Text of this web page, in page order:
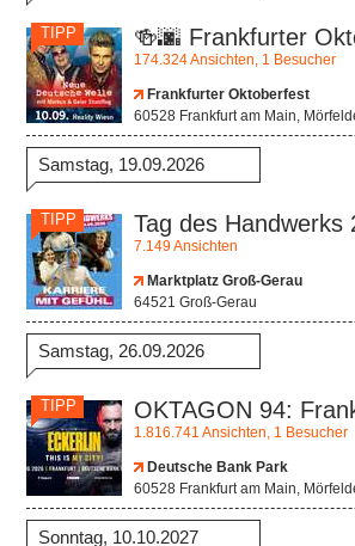
TIPP 🍻🌆 Frankfurter
174.324 Ansichten, 1 Besucher
Frankfurter Oktoberfest
60528 Frankfurt am Main,
Samstag, 19.09.2026
TIPP Tag des Handwerks
7.149 Ansichten
Marktplatz Groß-Gerau
64521 Groß-Gerau
Samstag, 26.09.2026
TIPP OKTAGON 94:
1.816.741 Ansichten, 1 Besucher
Deutsche Bank Park
60528 Frankfurt am Main,
Sonntag, 10.10.2027